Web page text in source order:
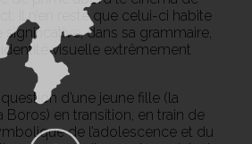
il n’en reste que celui-ci habite
dans sa grammaire,
visuelle extrêmement
d’une jeune fille (la
Boros) en transition, en train de
de l’adolescence et du